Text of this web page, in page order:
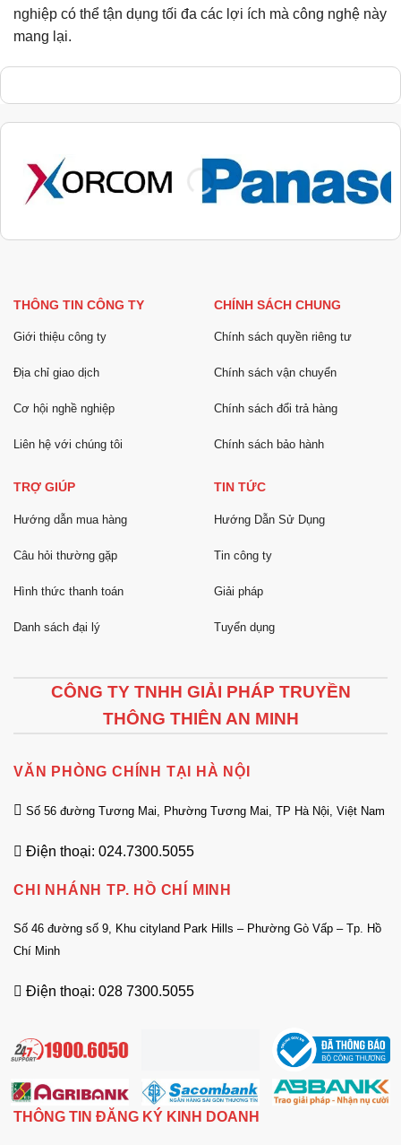
nghiệp có thể tận dụng tối đa các lợi ích mà công nghệ này
mang lại.
THÔNG TIN CÔNG TY
Giới thiệu công ty
Địa chỉ giao dịch
Cơ hội nghề nghiệp
Liên hệ với chúng tôi
CHÍNH SÁCH CHUNG
Chính sách quyền riêng tư
Chính sách vận chuyển
Chính sách đổi trả hàng
Chính sách bảo hành
TRỢ GIÚP
Hướng dẫn mua hàng
Câu hỏi thường gặp
Hình thức thanh toán
Danh sách đại lý
TIN TỨC
Hướng Dẫn Sử Dụng
Tin công ty
Giải pháp
Tuyển dụng
CÔNG TY TNHH GIẢI PHÁP TRUYỀN
THÔNG THIÊN AN MINH
VĂN PHÒNG CHÍNH TẠI HÀ NỘI
Số 56 đường Tương Mai, Phường Tương Mai, TP Hà Nội, Việt Nam
Điện thoại: 024.7300.5055
CHI NHÁNH TP. HỒ CHÍ MINH
Số 46 đường số 9, Khu cityland Park Hills – Phường Gò Vấp – Tp. Hồ
Chí Minh
Điện thoại: 028 7300.5055
THÔNG TIN ĐĂNG KÝ KINH DOANH